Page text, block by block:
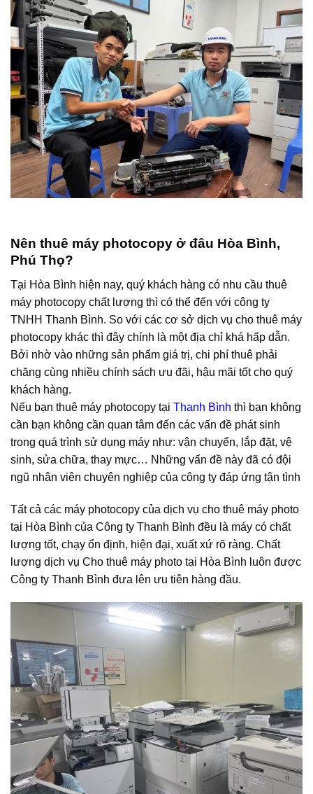
Nên thuê máy photocopy ở đâu Hòa Bình,
Phú Thọ?
Tại Hòa Bình hiện nay, quý khách hàng có nhu cầu thuê
máy photocopy chất lượng thì có thể đến với công ty
TNHH Thanh Bình. So với các cơ sở dịch vụ cho thuê máy
photocopy khác thì đây chính là một địa chỉ khá hấp dẫn.
Bởi nhờ vào những sản phẩm giá trị, chi phí thuê phải
chăng cùng nhiều chính sách ưu đãi, hậu mãi tốt cho quý
khách hàng.
Nếu bạn thuê máy photocopy tại Thanh Bình thì bạn không
cần bạn không cần quan tâm đến các vấn đề phát sinh
trong quá trình sử dụng máy như: vận chuyển, lắp đặt, vệ
sinh, sửa chữa, thay mực… Những vấn đề này đã có đội
ngũ nhân viên chuyên nghiệp của công ty đáp ứng tận tình
Tất cả các máy photocopy của dịch vụ cho thuê máy photo
tại Hòa Bình của Công ty Thanh Bình đều là máy có chất
lượng tốt, chạy ổn định, hiện đại, xuất xứ rõ ràng. Chất
lượng dịch vụ Cho thuê máy photo tại Hòa Bình luôn được
Công ty Thanh Bình đưa lên ưu tiên hàng đầu.